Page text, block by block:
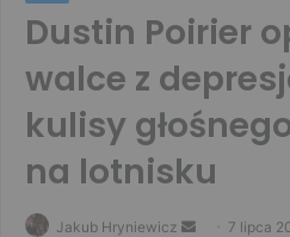
Dustin Poirier
walce z
kulisy
na lotnisku
Jakub Hryniewicz
Send 7 lipca